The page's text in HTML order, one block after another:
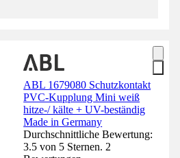
ABL 1679080 Schutzkontakt
PVC-Kupplung Mini weiß
hitze-/ kälte + UV-beständig
Made in Germany
Durchschnittliche Bewertung:
3.5 von 5 Sternen. 2